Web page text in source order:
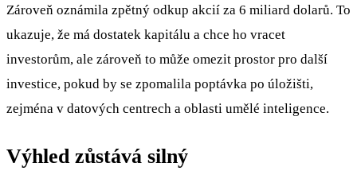
Zároveň oznámila zpětný odkup akcií za 6 miliard dolarů. To
ukazuje, že má dostatek kapitálu a chce ho vracet
investorům, ale zároveň to může omezit prostor pro další
investice, pokud by se zpomalila poptávka po úložišti,
zejména v datových centrech a oblasti umělé inteligence.
Výhled zůstává silný